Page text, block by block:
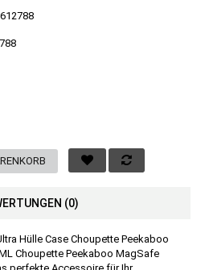
(0)
Hülle Case Choupette Peekaboo
Choupette Peekaboo MagSafe